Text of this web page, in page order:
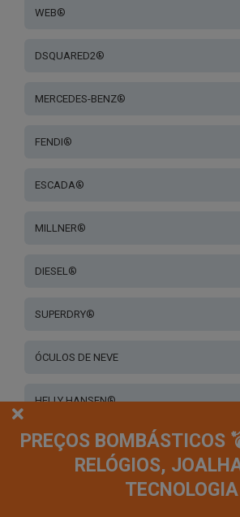
WEB®
DSQUARED2®
MERCEDES-BENZ®
FENDI®
ESCADA®
MILLNER®
DIESEL®
SUPERDRY®
ÓCULOS DE NEVE
HELLY HANSEN®
HANUKEII®
PREÇOS BOMBÁSTICOS
RELÓGIOS,
TECNOLOGIA